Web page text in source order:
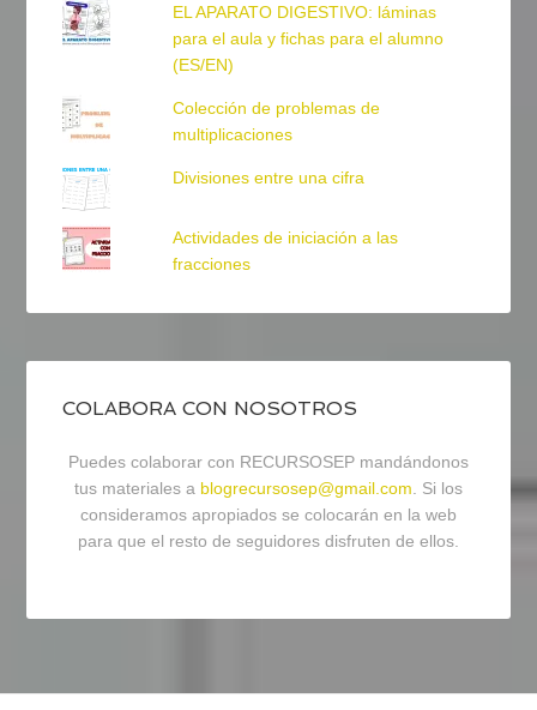
EL APARATO DIGESTIVO: láminas
para el aula y fichas para el alumno
(ES/EN)
Colección de problemas de
multiplicaciones
Divisiones entre una cifra
Actividades de iniciación a las
fracciones
COLABORA CON NOSOTROS
Puedes colaborar con RECURSOSEP mandándonos
tus materiales a blogrecursosep@gmail.com . Si los
consideramos apropiados se colocarán en la web
para que el resto de seguidores disfruten de ellos.